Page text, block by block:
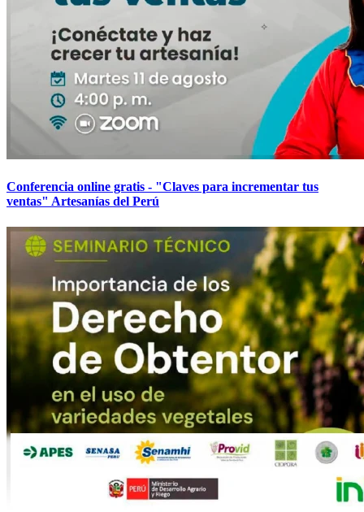
Conferencia online gratis - "Claves para incrementar tus
ventas" Artesanías del Perú